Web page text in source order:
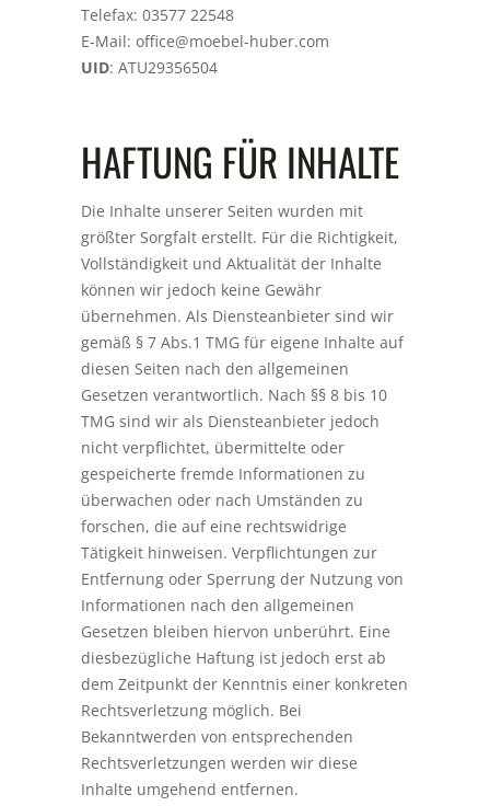
Telefax: 03577 22548
E-Mail: office@moebel-huber.com
UID: ATU29356504
HAFTUNG FÜR INHALTE
Die Inhalte unserer Seiten wurden mit
größter Sorgfalt erstellt. Für die Richtigkeit,
Vollständigkeit und Aktualität der Inhalte
können wir jedoch keine Gewähr
übernehmen. Als Diensteanbieter sind wir
gemäß § 7 Abs.1 TMG für eigene Inhalte auf
diesen Seiten nach den allgemeinen
Gesetzen verantwortlich. Nach §§ 8 bis 10
TMG sind wir als Diensteanbieter jedoch
nicht verpflichtet, übermittelte oder
gespeicherte fremde Informationen zu
überwachen oder nach Umständen zu
forschen, die auf eine rechtswidrige
Tätigkeit hinweisen. Verpflichtungen zur
Entfernung oder Sperrung der Nutzung von
Informationen nach den allgemeinen
Gesetzen bleiben hiervon unberührt. Eine
diesbezügliche Haftung ist jedoch erst ab
dem Zeitpunkt der Kenntnis einer konkreten
Rechtsverletzung möglich. Bei
Bekanntwerden von entsprechenden
Rechtsverletzungen werden wir diese
Inhalte umgehend entfernen.